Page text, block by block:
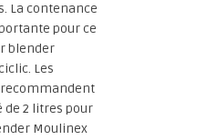
La contenance
pour ce
blender
Les
de 2 litres pour
Moulinex